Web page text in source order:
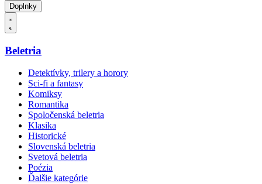
Doplnky
Beletria
Detektívky, trilery a horory
Sci-fi a fantasy
Komiksy
Romantika
Spoločenská beletria
Klasika
Historické
Slovenská beletria
Svetová beletria
Poézia
Ďalšie kategórie